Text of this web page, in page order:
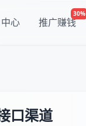
心 推广赚钱
30%
口渠道